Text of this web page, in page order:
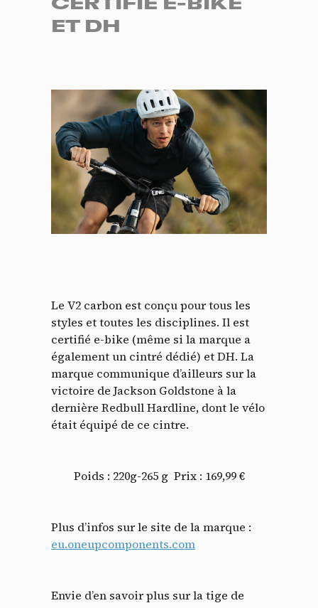
CERTIFIÉ E-BIKE
ET DH
Le V2 carbon est conçu pour tous les
styles et toutes les disciplines. Il est
certifié e-bike (même si la marque a
également un cintré dédié) et DH. La
marque communique d’ailleurs sur la
victoire de Jackson Goldstone à la
dernière Redbull Hardline, dont le vélo
était équipé de ce cintre.
Poids : 220g-265 g Prix : 169,99 €
Plus d’infos sur le site de la marque :
eu.oneupcomponents.com
Envie d’en savoir plus sur la tige de